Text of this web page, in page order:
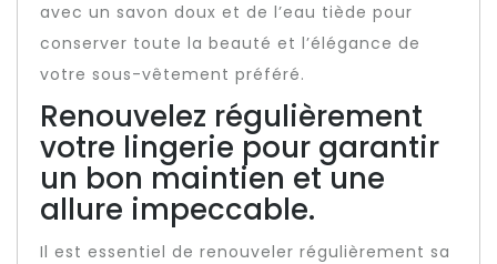
avec un savon doux et de l’eau tiède pour
conserver toute la beauté et l’élégance de
votre sous-vêtement préféré.
Renouvelez régulièrement
votre lingerie pour garantir
un bon maintien et une
allure impeccable.
Il est essentiel de renouveler régulièrement sa